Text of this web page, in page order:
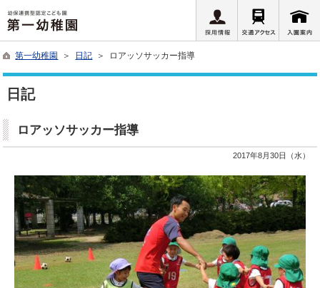
第一幼稚園 ＞ 日記 ＞ ロアッソサッカー指導
日記
ロアッソサッカー指導
2017年8月30日（水）